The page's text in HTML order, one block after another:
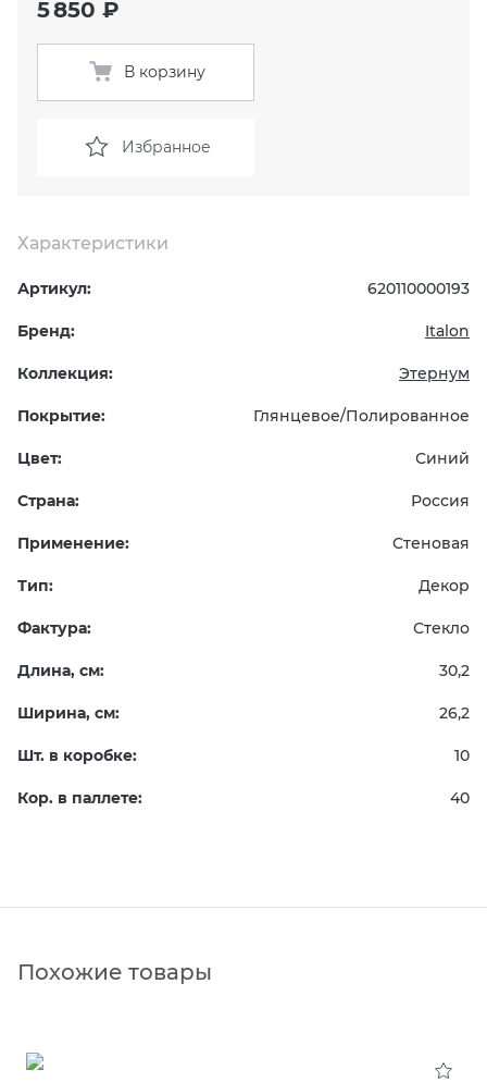
KERAMA MARAZZI
PAMESA
PERONDA
ГРАНИТЕЯ
УРАЛЬСКИЙ ГРАНИТ
XLIGHT XTONE URBATEK
XXL Pamesa
СМЕСИТЕЛИ
УНИТАЗЫ И ПИCCУАРЫ
Характеристики
Артикул: 620110000193
Бренд: Italon
Коллекция: Этернум
Покрытие: Глянцевое/Полированное
Цвет: Синий
Страна: Россия
Применение: Стеновая
Тип: Декор
Фактура: Стекло
Длина, см: 30,2
Ширина, см: 26,2
Шт. в коробке: 10
Кор. в паллете: 40
5 850 ₽
В корзину
Избранное
Похожие товары